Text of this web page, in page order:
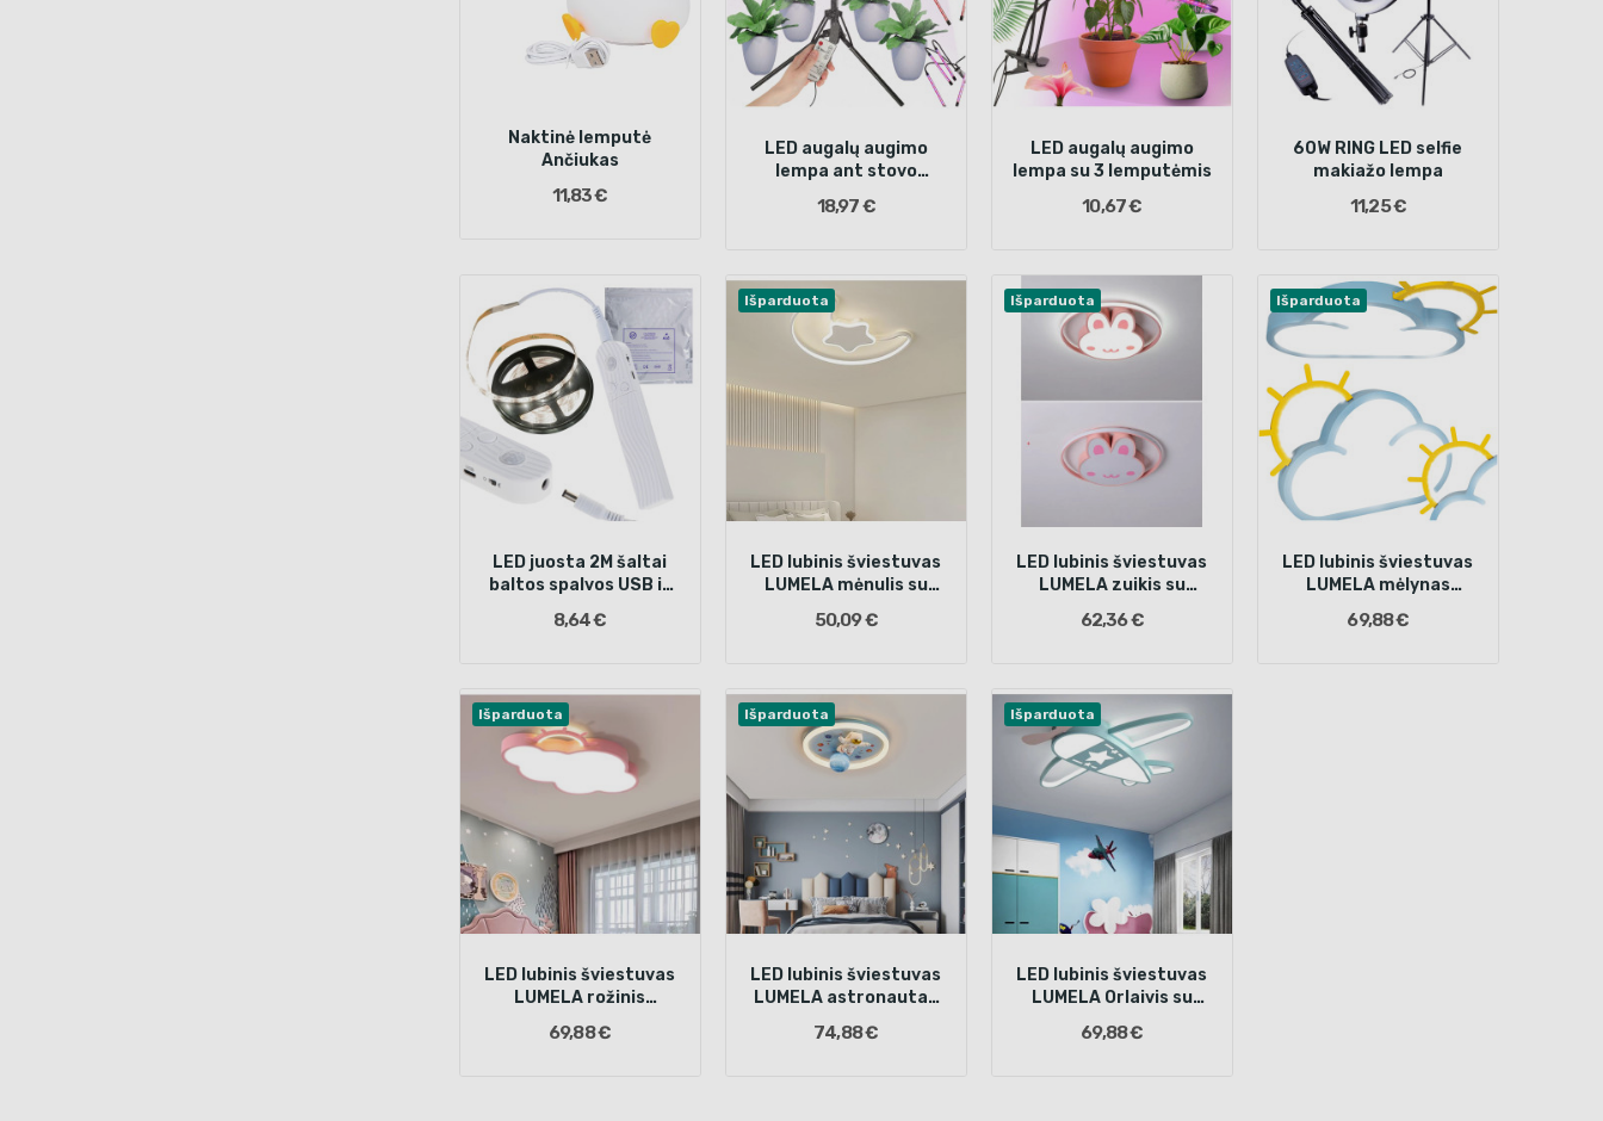
Naktinė lemputė
Ančiukas
11,83 €
LED augalų augimo
lempa ant stovo
4x80LED
18,97 €
LED augalų augimo
lempa su 3 lemputėmis
10,67 €
60W RING LED selfie
makiažo lempa
11,25 €
LED juosta 2M šaltai
baltos spalvos USB ir
8,64 €
Išparduota
LED lubinis šviestuvas
LUMELA mėnulis su
50,09 €
Išparduota
LED lubinis šviestuvas
LUMELA zuikis su
62,36 €
Išparduota
LED lubinis šviestuvas
LUMELA mėlynas
69,88 €
Išparduota
LED lubinis šviestuvas
LUMELA rožinis
69,88 €
Išparduota
LED lubinis šviestuvas
LUMELA astronautas
74,88 €
Išparduota
LED lubinis šviestuvas
LUMELA Orlaivis su
69,88 €